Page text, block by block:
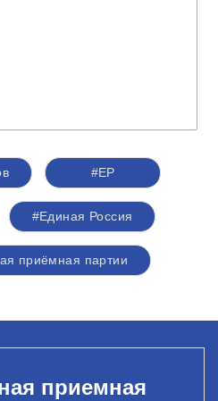
#ЕР
#Единая Россия
приёмная партии
приемная